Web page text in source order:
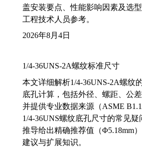
盖安装要点、性能影响因素及选
工程技术人员参考。
2026年8月4日
1/4-36UNS-2A螺纹标准尺寸
本文详细解析1/4-36UNS-2A螺纹
底孔计算，包括外径、螺距、公
并提供专业数据来源（ASME
1/4-36UNS螺纹底孔尺寸的常见
推导给出精确推荐值（Φ5.18mm
建议与扩展知识。